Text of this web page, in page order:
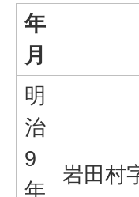
年
月
明
治
9
年
岩田村